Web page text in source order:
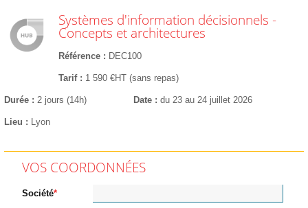
Systèmes d'information décisionnels -
Concepts et architectures
Référence DEC100
Tarif 1 590 €HT (sans repas)
Durée 2 jours (14h) Date du 23 au 24 juillet 2026
Lieu Lyon
VOS COORDONNÉES
Société